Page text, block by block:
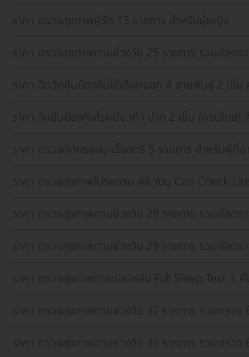
ราคา ตรวจสุขภาพคู่รัก 13 รายการ สำหรับผู้หญิง
ราคา ตรวจสุขภาพตามช่วงวัย 25 รายการ รวมอัลตรา
ราคา ฉีดวัคซีนป้องกันไข้เลือดออก 4 สายพันธุ์ 2 เข็ม ค
ราคา วัคซีนป้องกันโรคมือ เท้า ปาก 2 เข็ม (ครบโดส) ส
ราคา ตรวจคัดกรองมะเร็งสตรี 5 รายการ สำหรับผู้ที่อา
ราคา ตรวจสุขภาพโปรแกรม All You Can Check
ราคา ตรวจสุขภาพตามช่วงวัย 29 รายการ รวมอัลตรา
ราคา ตรวจสุขภาพตามช่วงวัย 29 รายการ รวมอัลตรา
ราคา ตรวจสุขภาพการนอนหลับ Full Sleep Test 1 คื
ราคา ตรวจสุขภาพตามช่วงวัย 32 รายการ รวมตรวจ
ราคา ตรวจสุขภาพตามช่วงวัย 36 รายการ รวมตรวจ